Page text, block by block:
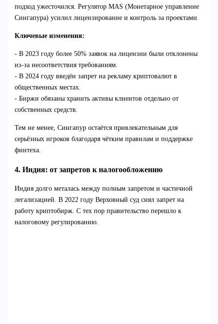
подход ужесточился. Регулятор MAS (Монетарное управление
Сингапура) усилил лицензирование и контроль за проектами.
Ключевые изменения:
- В 2023 году более 50% заявок на лицензии были отклонены
из-за несоответствия требованиям.
- В 2024 году введён запрет на рекламу криптовалют в
общественных местах.
- Биржи обязаны хранить активы клиентов отдельно от
собственных средств.
Тем не менее, Сингапур остаётся привлекательным для
серьёзных игроков благодаря чётким правилам и поддержке
финтеха.
4. Индия: от запретов к налогообложению
Индия долго металась между полным запретом и частичной
легализацией. В 2022 году Верховный суд снял запрет на
работу криптобирж. С тех пор правительство перешло к
налоговому регулированию.